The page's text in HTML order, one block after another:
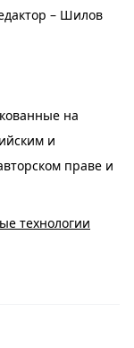
– Шилов
на
и
праве и
технологии